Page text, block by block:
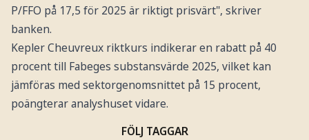
P/FFO på 17,5 för 2025 är riktigt prisvärt", skriver
banken.
Kepler Cheuvreux riktkurs indikerar en rabatt på 40
procent till Fabeges substansvärde 2025, vilket kan
jämföras med sektorgenomsnittet på 15 procent,
poängterar analyshuset vidare.
FÖLJ TAGGAR